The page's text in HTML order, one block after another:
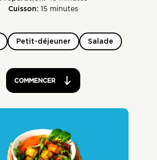
Cuisson: 15 minutes
Petit-déjeuner Salade
COMMENCER